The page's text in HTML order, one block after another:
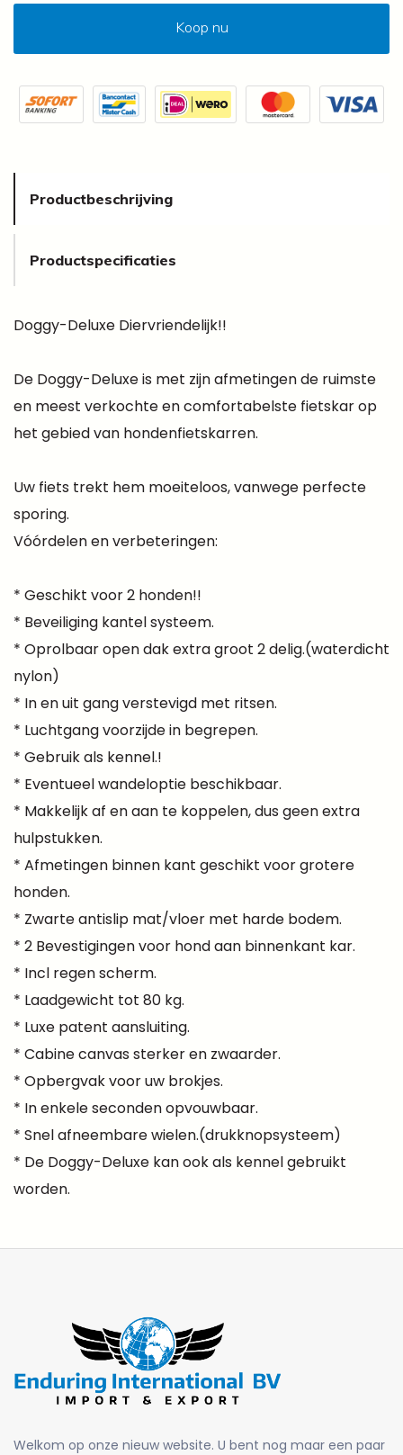
Koop nu
Productbeschrijving
Productspecificaties
Doggy-Deluxe Diervriendelijk!!
De Doggy-Deluxe is met zijn afmetingen de ruimste
en meest verkochte en comfortabelste fietskar op
het gebied van hondenfietskarren.
Uw fiets trekt hem moeiteloos, vanwege perfecte
sporing.
Vóórdelen en verbeteringen:
* Geschikt voor 2 honden!!
* Beveiliging kantel systeem.
* Oprolbaar open dak extra groot 2 delig.(waterdicht
nylon)
* In en uit gang verstevigd met ritsen.
* Luchtgang voorzijde in begrepen.
* Gebruik als kennel.!
* Eventueel wandeloptie beschikbaar.
* Makkelijk af en aan te koppelen, dus geen extra
hulpstukken.
* Afmetingen binnen kant geschikt voor grotere
honden.
* Zwarte antislip mat/vloer met harde bodem.
* 2 Bevestigingen voor hond aan binnenkant kar.
* Incl regen scherm.
* Laadgewicht tot 80 kg.
* Luxe patent aansluiting.
* Cabine canvas sterker en zwaarder.
* Opbergvak voor uw brokjes.
* In enkele seconden opvouwbaar.
* Snel afneembare wielen.(drukknopsysteem)
* De Doggy-Deluxe kan ook als kennel gebruikt
worden.
Welkom op onze nieuw website. U bent nog maar een paar